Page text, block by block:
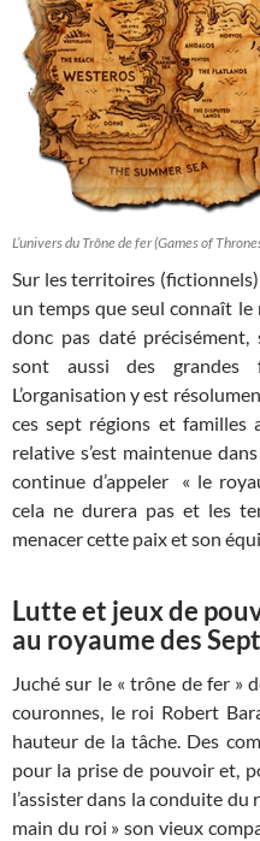
L’univers du Trône de fer (Games of
Sur les territoires
un temps que seul connaît le
donc pas daté
sont aussi des grandes
L’organisation y est
ces sept régions et familles
relative s’est maintenue
continue d’appeler « le
cela ne durera pas et les
menacer cette paix et son
Lutte et jeux de
au royaume des
Juché sur le « trône de fer »
couronnes, le roi Robert
hauteur de la tâche. Des
pour la prise de pouvoir et,
l’assister dans la conduite
main du roi » son vieux